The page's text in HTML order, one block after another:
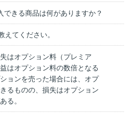
できる商品は何がありますか？
てください。
はオプション料（プレミア
はオプション料の数倍となる
ョンを売った場合には、オプ
るものの、損失はオプション
る。